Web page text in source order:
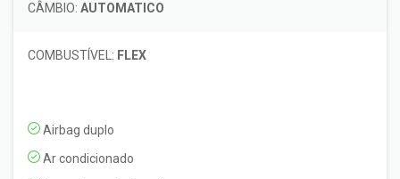
CÂMBIO: AUTOMATICO
COMBUSTÍVEL: FLEX
Airbag duplo
Ar condicionado